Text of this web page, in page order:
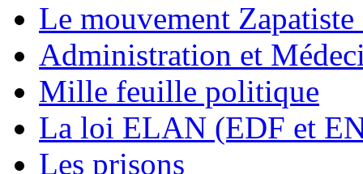
Le mouvement
Administration et
Mille feuille politique
La loi ELAN (EDF et
Les prisons